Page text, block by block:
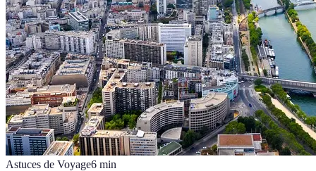
Astuces de Voyage6 min